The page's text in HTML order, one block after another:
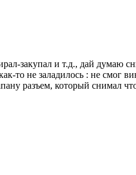
закупал и т.д., дай думаю
то не заладилось : не смог
разъем, который снимал